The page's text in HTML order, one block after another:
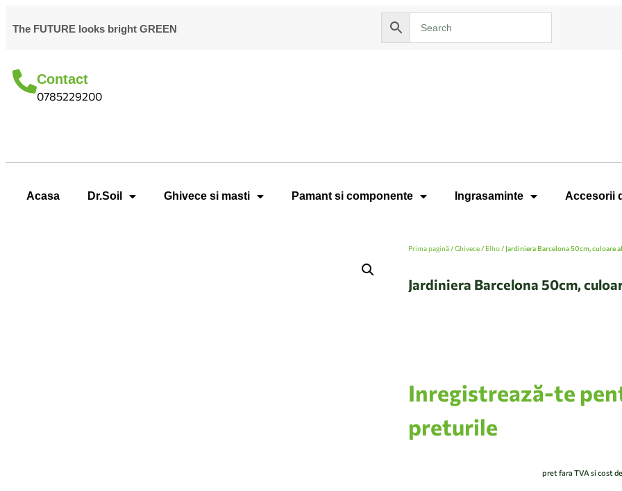
The FUTURE looks bright GREEN
Contact
0785229200
Acasa Dr.Soil Ghivece si masti Pamant si componente Ingrasaminte Accesorii
Prima pagină/Ghivece/ Elho/ Jardiniera Barcelona 50cm, culoare
Jardiniera Barcelona 50cm,
Inregistrează-te
preturile
pret fara TVA si cost